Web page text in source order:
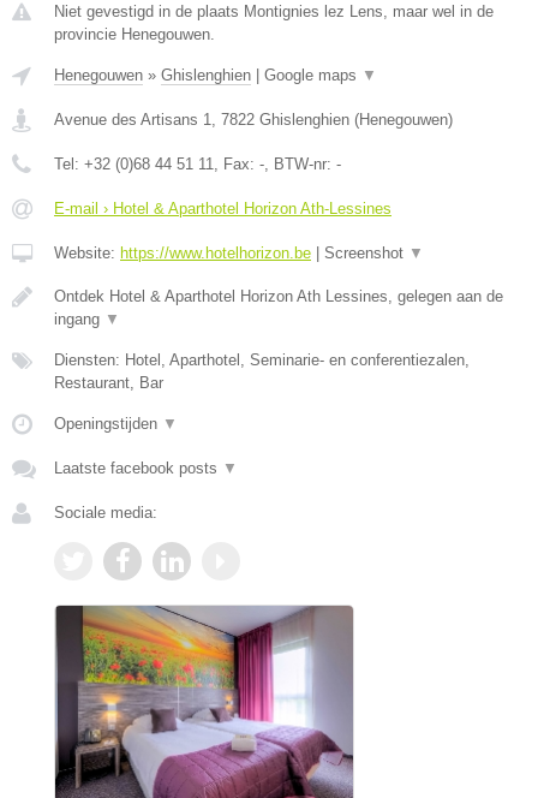
Niet gevestigd in de plaats Montignies lez Lens, maar wel in de
provincie Henegouwen.
Henegouwen » Ghislenghien Google maps ▼
Avenue des Artisans 1, 7822 Ghislenghien (Henegouwen)
Tel: +32 (0)68 44 51 11, Fax: -, BTW-nr: -
E-mail › Hotel & Aparthotel Horizon Ath-Lessines
Website: https://www.hotelhorizon.be Screenshot ▼
Ontdek Hotel & Aparthotel Horizon Ath Lessines, gelegen aan de
ingang ▼
Diensten: Hotel, Aparthotel, Seminarie- en conferentiezalen,
Restaurant, Bar
Openingstijden ▼
Laatste facebook posts ▼
Sociale media: